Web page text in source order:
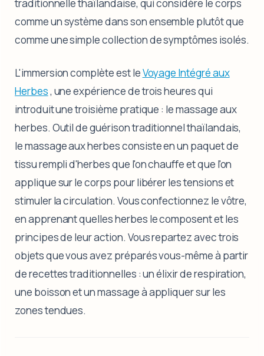
traditionnelle thaïlandaise, qui considère le corps
comme un système dans son ensemble plutôt que
comme une simple collection de symptômes isolés.
L'immersion complète est leVoyage Intégré aux
Herbes, une expérience de trois heures qui
introduit une troisième pratique : le massage aux
herbes. Outil de guérison traditionnel thaïlandais,
le massage aux herbes consiste en un paquet de
tissu rempli d'herbes que l'on chauffe et que l'on
applique sur le corps pour libérer les tensions et
stimuler la circulation. Vous confectionnez le vôtre,
en apprenant quelles herbes le composent et les
principes de leur action. Vous repartez avec trois
objets que vous avez préparés vous-même à partir
de recettes traditionnelles : un élixir de respiration,
une boisson et un massage à appliquer sur les
zones tendues.